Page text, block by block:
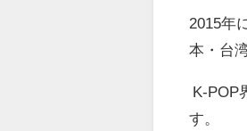
2015年
本・台
K-POP
す。